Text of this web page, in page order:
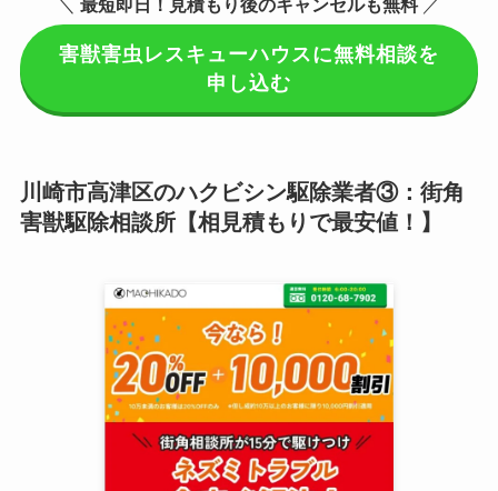
＼ 最短即日！見積もり後のキャンセルも無料／
害獣害虫レスキューハウスに無料相談を
申し込む
川崎市高津区のハクビシン駆除業者③：街角
害獣駆除相談所【相見積もりで最安値！】